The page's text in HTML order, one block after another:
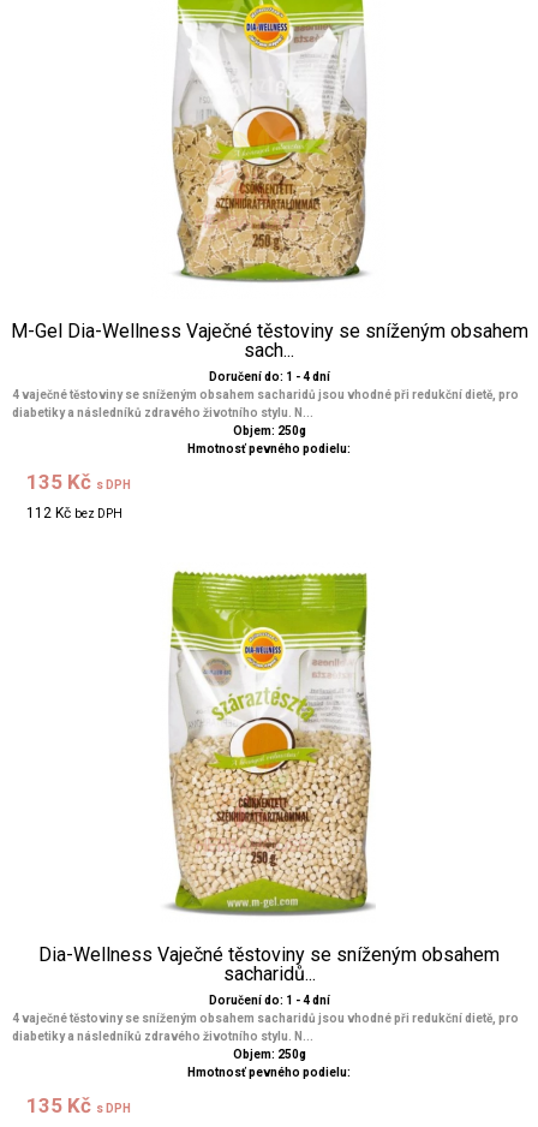
M-Gel Dia-Wellness Vaječné těstoviny se sníženým obsahem
sach...
Doručení do: 1 - 4 dní
4 vaječné těstoviny se sníženým obsahem sacharidů jsou vhodné při redukční dietě, pro
diabetiky a následníků zdravého životního stylu. N...
Objem: 250g
Hmotnosť pevného podielu:
135 Kč s DPH
112 Kč bez DPH
Dia-Wellness Vaječné těstoviny se sníženým obsahem
sacharidů...
Doručení do: 1 - 4 dní
4 vaječné těstoviny se sníženým obsahem sacharidů jsou vhodné při redukční dietě, pro
diabetiky a následníků zdravého životního stylu. N...
Objem: 250g
Hmotnosť pevného podielu:
135 Kč s DPH